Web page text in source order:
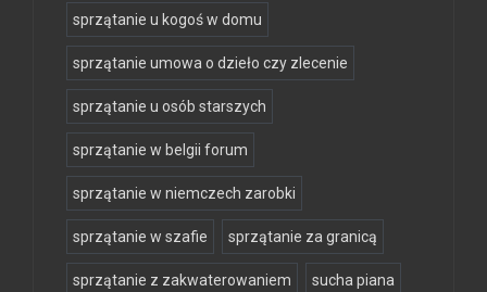
sprzątanie u kogoś w domu
sprzątanie umowa o dzieło czy zlecenie
sprzątanie u osób starszych
sprzątanie w belgii forum
sprzątanie w niemczech zarobki
sprzątanie w szafie sprzątanie za granicą
sprzątanie z zakwaterowaniem sucha piana